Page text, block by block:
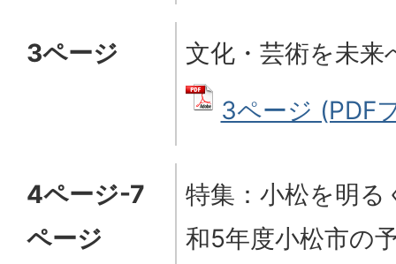
3ページ
文化・芸術を未来
3ページ (PDF
4ページ-7
ページ
特集：小松を明
和5年度小松市の